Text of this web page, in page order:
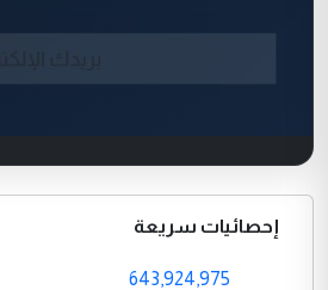
إحصائيات سريعة
643,924,975